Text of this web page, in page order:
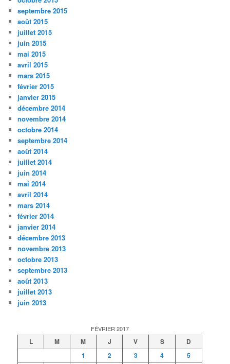
septembre 2015
août 2015
juillet 2015
juin 2015
mai 2015
avril 2015
mars 2015
février 2015
janvier 2015
décembre 2014
novembre 2014
octobre 2014
septembre 2014
août 2014
juillet 2014
juin 2014
mai 2014
avril 2014
mars 2014
février 2014
janvier 2014
décembre 2013
novembre 2013
octobre 2013
septembre 2013
août 2013
juillet 2013
juin 2013
FÉVRIER 2017
L M M J V S
D
1
2 3 4 5